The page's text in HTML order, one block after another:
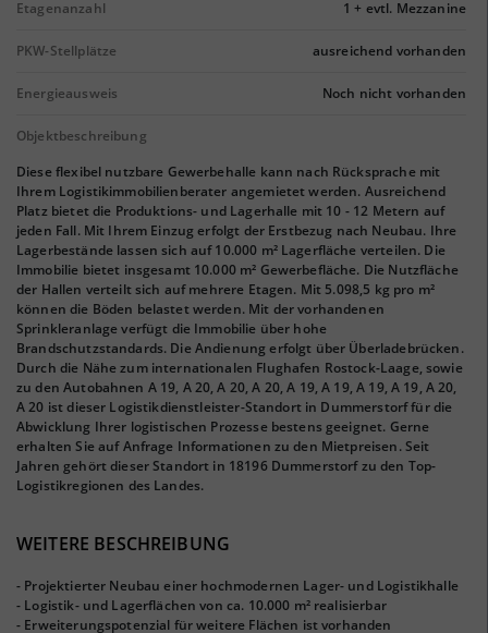
Etagenanzahl 1 + evtl. Mezzanine
PKW-Stellplätze ausreichend vorhanden
Energieausweis Noch nicht vorhanden
Objektbeschreibung
Diese flexibel nutzbare Gewerbehalle kann nach Rücksprache mit
Ihrem Logistikimmobilienberater angemietet werden. Ausreichend
Platz bietet die Produktions- und Lagerhalle mit 10 - 12 Metern auf
jeden Fall. Mit Ihrem Einzug erfolgt der Erstbezug nach Neubau. Ihre
Lagerbestände lassen sich auf 10.000 m² Lagerfläche verteilen. Die
Immobilie bietet insgesamt 10.000 m² Gewerbefläche. Die Nutzfläche
der Hallen verteilt sich auf mehrere Etagen. Mit 5.098,5 kg pro m²
können die Böden belastet werden. Mit der vorhandenen
Sprinkleranlage verfügt die Immobilie über hohe
Brandschutzstandards. Die Andienung erfolgt über Überladebrücken.
Durch die Nähe zum internationalen Flughafen Rostock-Laage, sowie
zu den Autobahnen A 19, A 20, A 20, A 20, A 19, A 19, A 19, A 19, A 20,
A 20 ist dieser Logistikdienstleister-Standort in Dummerstorf für die
Abwicklung Ihrer logistischen Prozesse bestens geeignet. Gerne
erhalten Sie auf Anfrage Informationen zu den Mietpreisen. Seit
Jahren gehört dieser Standort in 18196 Dummerstorf zu den Top-
Logistikregionen des Landes.
WEITERE BESCHREIBUNG
- Projektierter Neubau einer hochmodernen Lager- und Logistikhalle
- Logistik- und Lagerflächen von ca. 10.000 m² realisierbar
- Erweiterungspotenzial für weitere Flächen ist vorhanden